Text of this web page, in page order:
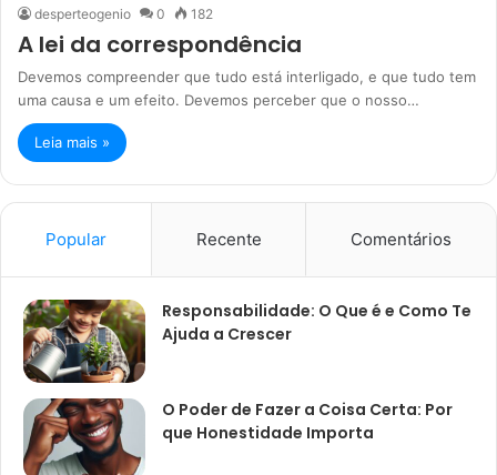
desperteogenio 0 182
A lei da correspondência
Devemos compreender que tudo está interligado, e que tudo tem
uma causa e um efeito. Devemos perceber que o nosso…
Leia mais »
Popular Recente Comentários
Responsabilidade: O Que é e Como Te
Ajuda a Crescer
O Poder de Fazer a Coisa Certa: Por
que Honestidade Importa